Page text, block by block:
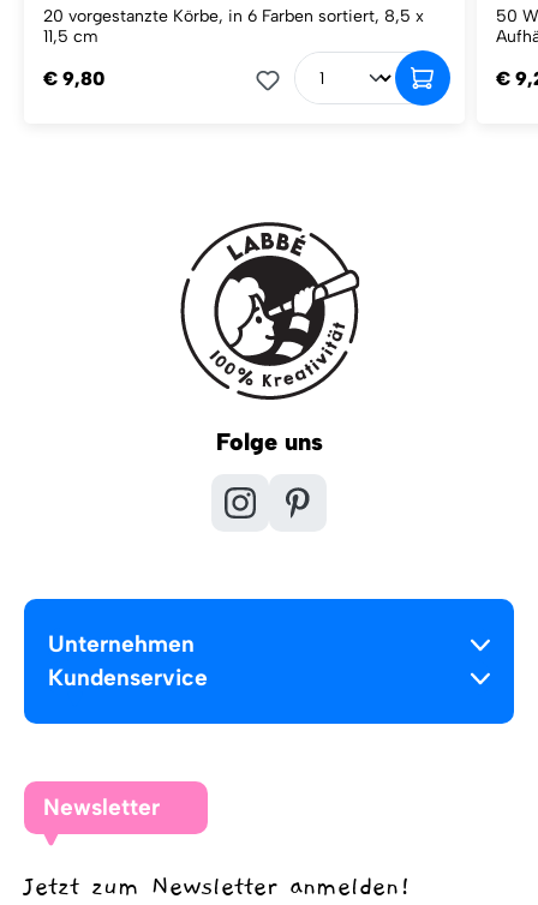
20 vorgestanzte Körbe, in 6 Farben sortiert, 8,5 x
11,5 cm
€ 9,80
50
€
Folge uns
Unternehmen
Kundenservice
Newsletter
Jetzt zum Newsletter anmelden!